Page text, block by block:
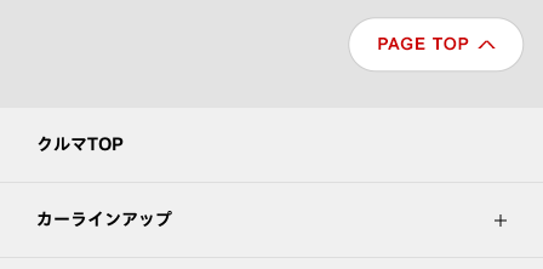
クルマTOP
カーラインアップ